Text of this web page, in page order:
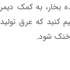
بخار، به کمک دیمر
کنید که عرق تولید
خنک شود.